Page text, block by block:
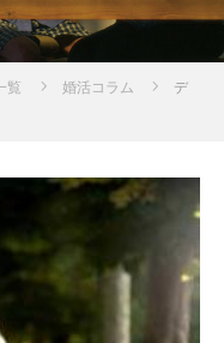
覧 婚活コラム
デ